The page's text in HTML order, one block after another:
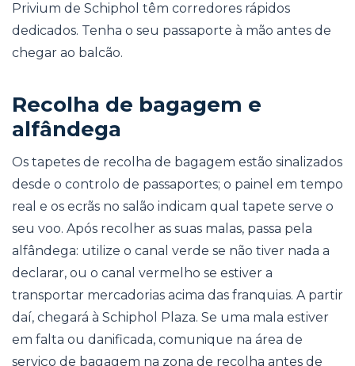
Privium de Schiphol têm corredores rápidos
dedicados. Tenha o seu passaporte à mão antes de
chegar ao balcão.
Recolha de bagagem e
alfândega
Os tapetes de recolha de bagagem estão sinalizados
desde o controlo de passaportes; o painel em tempo
real e os ecrãs no salão indicam qual tapete serve o
seu voo. Após recolher as suas malas, passa pela
alfândega: utilize o canal verde se não tiver nada a
declarar, ou o canal vermelho se estiver a
transportar mercadorias acima das franquias. A partir
daí, chegará à Schiphol Plaza. Se uma mala estiver
em falta ou danificada, comunique na área de
serviço de bagagem na zona de recolha antes de